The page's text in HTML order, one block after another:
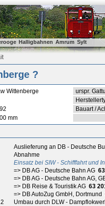
Halligbahnen Amrum Sylt
?
Wittenberge urspr.
Bauart /
mm
Auslieferung an DB - Deutsche
Abnahme
Einsatz bei SIW - Schifffahrt und
=> DB AG - Deutsche Bahn AG
=> DB AG - Deutsche Bahn AG,
=> DB Reise & Touristik AG 63
=> DB AutoZug GmbH, Dortmund
Umbau durch DLW -